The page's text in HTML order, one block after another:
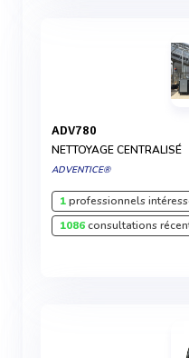
ADV780
NETTOYAGE CENTRALISÉ
ADVENTICE®
1professionnels
1086consultations